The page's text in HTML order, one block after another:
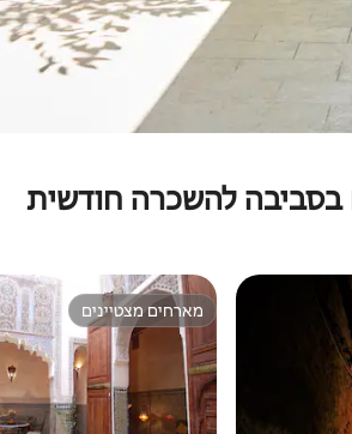
בסביבה להשכרה חודשית
מארחים מצטיינים
מארחים מצטיינים